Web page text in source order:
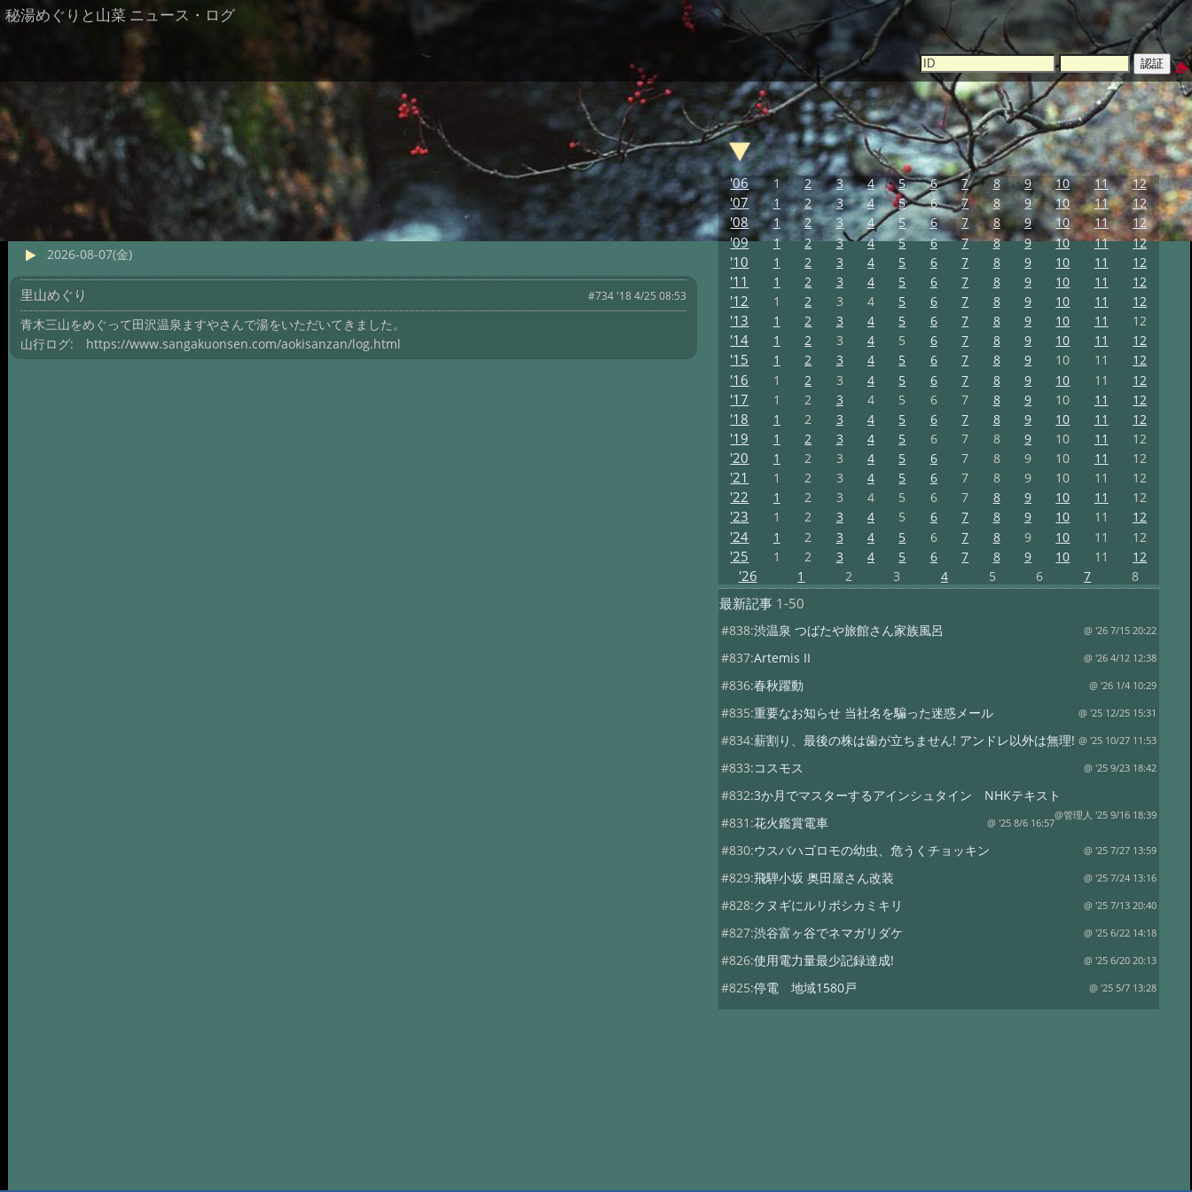
秘湯めぐりと山菜 ニュース・ログ
2026-08-07(金)
里山めぐり #734 '18 4/25 08:53
青木三山をめぐって田沢温泉ますやさんで湯をいただいてきました。
山行ログ: https://www.sangakuonsen.com/aokisanzan/log.html
'06 1 2 3 4 5 6 7 8 9 10 11 12
'07 1 2 3 4 5 6 7 8 9 10 11 12
'08 1 2 3 4 5 6 7 8 9 10 11 12
'09 1 2 3 4 5 6 7 8 9 10 11 12
'10 1 2 3 4 5 6 7 8 9 10 11 12
'11 1 2 3 4 5 6 7 8 9 10 11 12
'12 1 2 3 4 5 6 7 8 9 10 11 12
'13 1 2 3 4 5 6 7 8 9 10 11 12
'14 1 2 3 4 5 6 7 8 9 10 11 12
'15 1 2 3 4 5 6 7 8 9 10 11 12
'16 1 2 3 4 5 6 7 8 9 10 11 12
'17 1 2 3 4 5 6 7 8 9 10 11 12
'18 1 2 3 4 5 6 7 8 9 10 11 12
'19 1 2 3 4 5 6 7 8 9 10 11 12
'20 1 2 3 4 5 6 7 8 9 10 11 12
'21 1 2 3 4 5 6 7 8 9 10 11 12
'22 1 2 3 4 5 6 7 8 9 10 11 12
'23 1 2 3 4 5 6 7 8 9 10 11 12
'24 1 2 3 4 5 6 7 8 9 10 11 12
'25 1 2 3 4 5 6 7 8 9 10 11 12
'26 1 2 3 4 5 6 7 8
最新記事1-50
#838:渋温泉 つばたや旅館さん家族風呂 @ '26 7/15 20:22
#837:Artemis II @ '26 4/12 12:38
#836:春秋躍動 @ '26 1/4 10:29
#835:重要なお知らせ 当社名を騙った迷惑メール @ '25 12/25 15:31
#834:薪割り、最後の株は歯が立ちません! アンドレ以外は無理! @ '25 10/27 11:53
#833:コスモス @ '25 9/23 18:42
#832:3か月でマスターするアインシュタイン NHKテキスト
@管理人 '25 9/16 18:39
#831:花火鑑賞電車 @ '25 8/6 16:57
#830:ウスバハゴロモの幼虫、危うくチョッキン @ '25 7/27 13:59
#829:飛騨小坂 奥田屋さん改装 @ '25 7/24 13:16
#828:クヌギにルリボシカミキリ @ '25 7/13 20:40
#827:渋谷富ヶ谷でネマガリダケ @ '25 6/22 14:18
#826:使用電力量最少記録達成! @ '25 6/20 20:13
#825:停電 地域1580戸 @ '25 5/7 13:28
#824:移築のワイナリー